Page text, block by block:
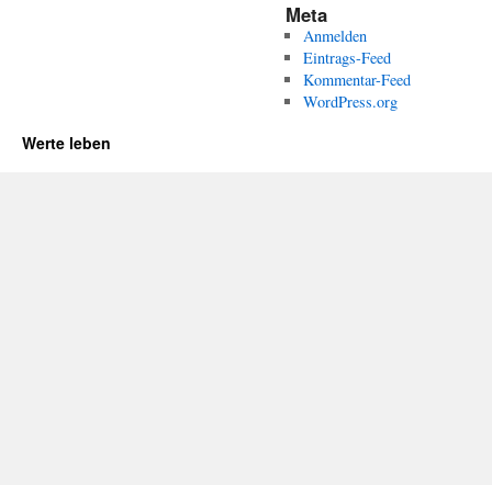
Meta
Anmelden
Eintrags-Feed
Kommentar-Feed
WordPress.org
Werte leben